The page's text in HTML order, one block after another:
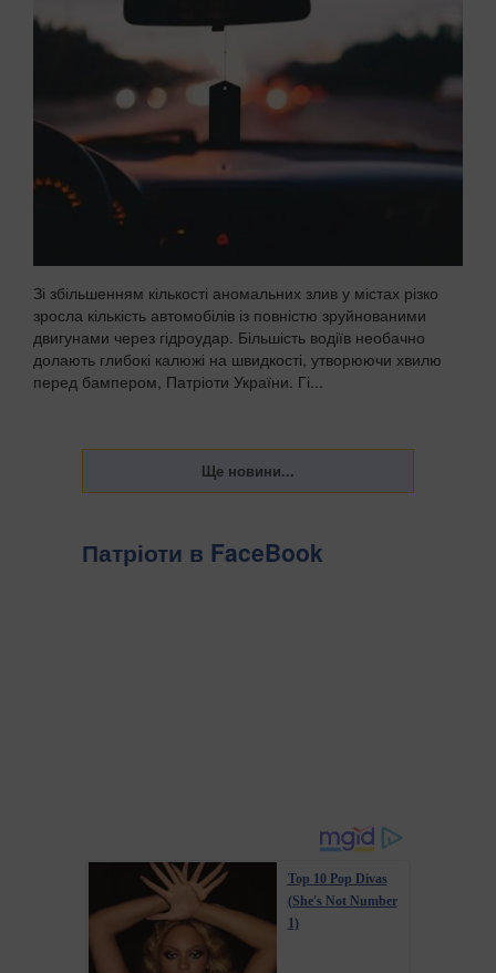
Зі збільшенням кількості аномальних злив у містах різко
зросла кількість автомобілів із повністю зруйнованими
двигунами через гідроудар. Більшість водіїв необачно
долають глибокі калюжі на швидкості, утворюючи хвилю
перед бампером, Патріоти України. Гі...
Патріоти в FaceBook
Top 10 Pop Divas
(She's Not Number
1)